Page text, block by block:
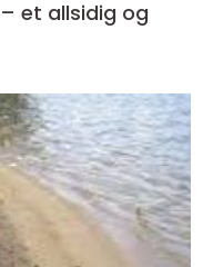
et allsidig og